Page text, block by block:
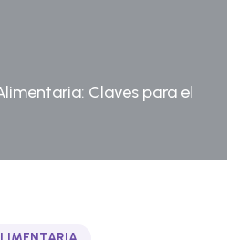
Claves para el